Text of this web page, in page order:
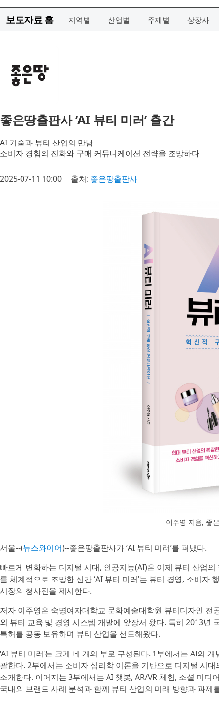
보도자료 홈 지역별 산업별 주제별 상장사
좋은땅출판사 ‘AI 뷰티 미러’ 출간
AI 기술과 뷰티 산업의 만남
소비자 경험의 진화와 구매 커뮤니케이션 전략을 조망하다
2025-07-11 10:00 출처: 좋은땅출판사
이주영 지음, 좋
서울--(뉴스와이어)--좋은땅출판사가 ‘AI 뷰티 미러’를 펴냈다.
빠르게 변화하는 디지털 시대, 인공지능(AI)은 이제 뷰티 산업
를 체계적으로 조망한 신간 ‘AI 뷰티 미러’는 뷰티 경영, 소비
시장의 청사진을 제시한다.
저자 이주영은 숙명여자대학교 문화예술대학원 뷰티디자인
외 뷰티 교육 및 경영 시스템 개발에 앞장서 왔다. 특히 2013년
특허를 공동 보유하며 뷰티 산업을 선도해왔다.
‘AI 뷰티 미러’는 크게 네 개의 부로 구성된다. 1부에서는 AI의
괄한다. 2부에서는 소비자 심리학 이론을 기반으로 디지털 시
소개한다. 이어지는 3부에서는 AI 챗봇, AR/VR 체험, 소셜 미
국내외 브랜드 사례 분석과 함께 뷰티 산업의 미래 방향과 과제